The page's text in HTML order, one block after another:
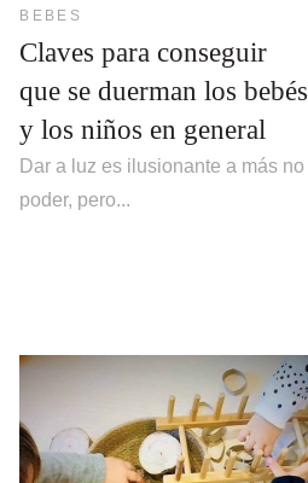
BEBES
Claves para conseguir
que se duerman los bebés
y los niños en general
Dar a luz es ilusionante a más no
poder, pero...